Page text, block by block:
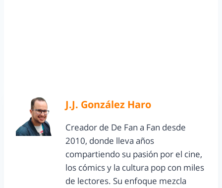
J.J. González Haro
Creador de De Fan a Fan desde
2010, donde lleva años
compartiendo su pasión por el cine,
los cómics y la cultura pop con miles
de lectores. Su enfoque mezcla